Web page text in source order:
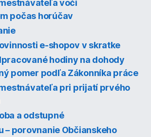
voči
počas horúčav
e-shopov v skratke
hodiny na dohody
pomer podľa Zákonníka práce
pri prijatí prvého
a odstupné
– porovnanie Občianskeho